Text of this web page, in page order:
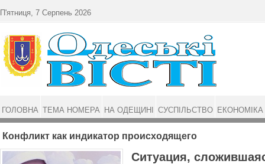
Конфликт как индикатор происходящего
Ситуация,
П'ятниця, 7 Серпень 2026
ГОЛОВНА ТЕМА НОМЕРА НА ОДЕЩИНІ СУСПІЛЬСТВО ЕКОНОМІКА